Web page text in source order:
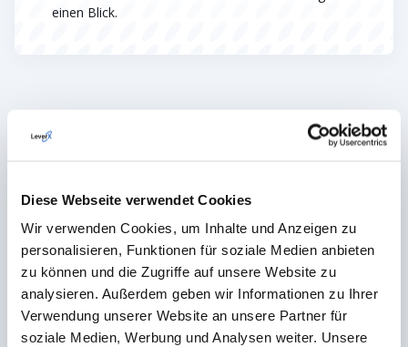
Diese Webseite verwendet Cookies
Wir verwenden Cookies, um Inhalte und Anzeigen zu
personalisieren, Funktionen für soziale Medien anbieten
zu können und die Zugriffe auf unsere Website zu
analysieren. Außerdem geben wir Informationen zu Ihrer
Verwendung unserer Website an unsere Partner für
soziale Medien, Werbung und Analysen weiter. Unsere
einen Blick.
Erfolgsgeschichten unserer Kunden